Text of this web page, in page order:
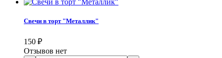
Свечи в торт "Металлик"
150 ₽
Отзывов нет